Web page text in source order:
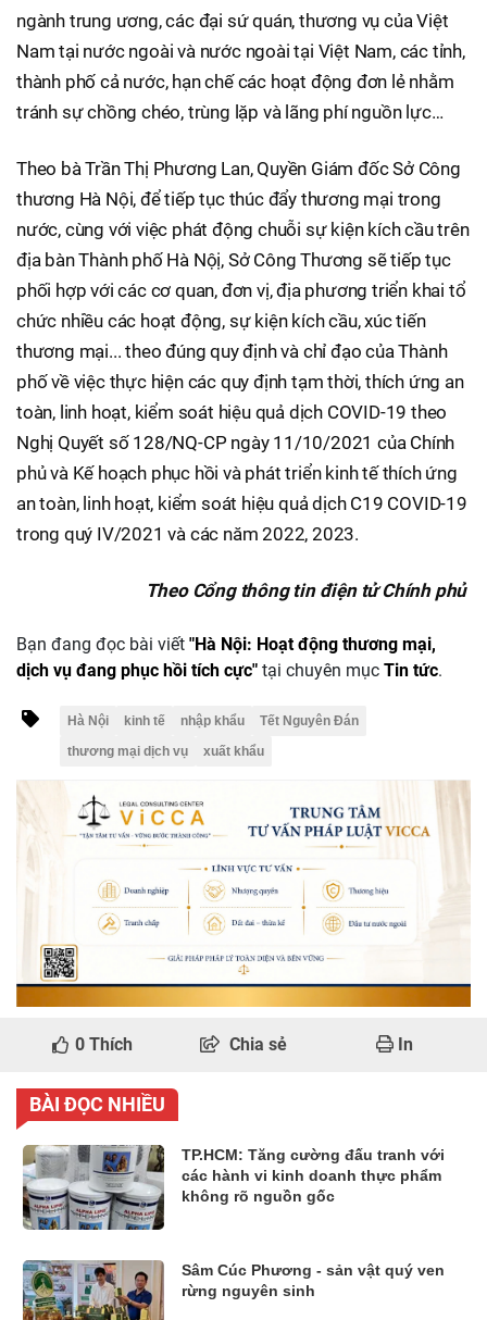
ngành trung ương, các đại sứ quán, thương vụ của Việt
Nam tại nước ngoài và nước ngoài tại Việt Nam, các tỉnh,
thành phố cả nước, hạn chế các hoạt động đơn lẻ nhằm
tránh sự chồng chéo, trùng lặp và lãng phí nguồn lực…
Theo bà Trần Thị Phương Lan, Quyền Giám đốc Sở Công
thương Hà Nội, để tiếp tục thúc đẩy thương mại trong
nước, cùng với việc phát động chuỗi sự kiện kích cầu trên
địa bàn Thành phố Hà Nộị, Sở Công Thương sẽ tiếp tục
phối hợp với các cơ quan, đơn vị, địa phương triển khai tổ
chức nhiều các hoạt động, sự kiện kích cầu, xúc tiến
thương mại... theo đúng quy định và chỉ đạo của Thành
phố về việc thực hiện các quy định tạm thời, thích ứng an
toàn, linh hoạt, kiểm soát hiệu quả dịch COVID-19 theo
Nghị Quyết số 128/NQ-CP ngày 11/10/2021 của Chính
phủ và Kế hoạch phục hồi và phát triển kinh tế thích ứng
an toàn, linh hoạt, kiểm soát hiệu quả dịch C19 COVID-19
trong quý IV/2021 và các năm 2022, 2023.
Theo Cổng thông tin điện tử Chính phủ
Bạn đang đọc bài viết "Hà Nội: Hoạt động thương mại,
dịch vụ đang phục hồi tích cực" tại chuyên mục Tin tức.
Hà Nội kinh tế nhập khẩu
Tết Nguyên Đán
thương mại dịch vụ
xuất khẩu
0 Thích Chia sẻ In
BÀI ĐỌC NHIỀU
TP.HCM: Tăng cường đấu tranh với
các hành vi kinh doanh thực phẩm
không rõ nguồn gốc
Sâm Cúc Phương - sản vật quý ven
rừng nguyên sinh